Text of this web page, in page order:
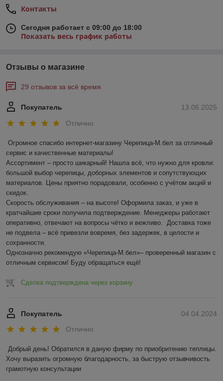
Контакты
Сегодня работает с 09:00 до 18:00
Показать весь график работы
Отзывы о магазине
29 отзывов за всё время
13.06.2025
Покупатель
Отлично
Огромное спасибо интернет-магазину Черепица-М.бел за отличный
сервис и качественные материалы!
Ассортимент – просто шикарный! Нашла всё, что нужно для кровли:
большой выбор черепицы, доборных элементов и сопутствующих
материалов. Цены приятно порадовали, особенно с учётом акций и
скидок.
Скорость обслуживания – на высоте! Оформила заказ, и уже в
кратчайшие сроки получила подтверждение. Менеджеры работают
оперативно, отвечают на вопросы чётко и вежливо.  Доставка тоже
не подвела – всё привезли вовремя, без задержек, в целости и
сохранности.
Однозначно рекомендую «Черепица-М.бел»– проверенный магазин с
отличным сервисом! Буду обращаться ещё!
Сделка подтверждена через корзину
04.04.2024
Покупатель
Отлично
Добрый день! Обратился в даную фирму по приобритению теплицы.
Хочу выразить огромную благодарность, за быструю отзывчивость
грамотную консультации